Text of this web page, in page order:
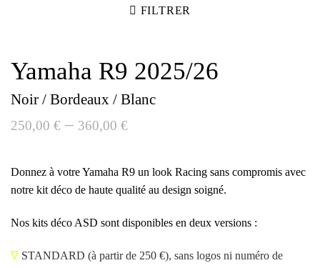
FILTRER
Yamaha R9 2025/26
Noir / Bordeaux / Blanc
250,00 € – 360,00 €
Donnez à votre Yamaha R9 un look Racing sans compromis avec
notre kit déco de haute qualité au design soigné.
Nos kits déco ASD sont disponibles en deux versions :
∇ STANDARD (à partir de 250 €), sans logos ni numéro de